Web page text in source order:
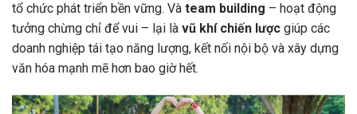
tổ chức phát triển bền vững. Và team building – hoạt động
tưởng chừng chỉ để vui – lại là vũ khí chiến lược giúp các
doanh nghiệp tái tạo năng lượng, kết nối nội bộ và xây dựng
văn hóa mạnh mẽ hơn bao giờ hết.